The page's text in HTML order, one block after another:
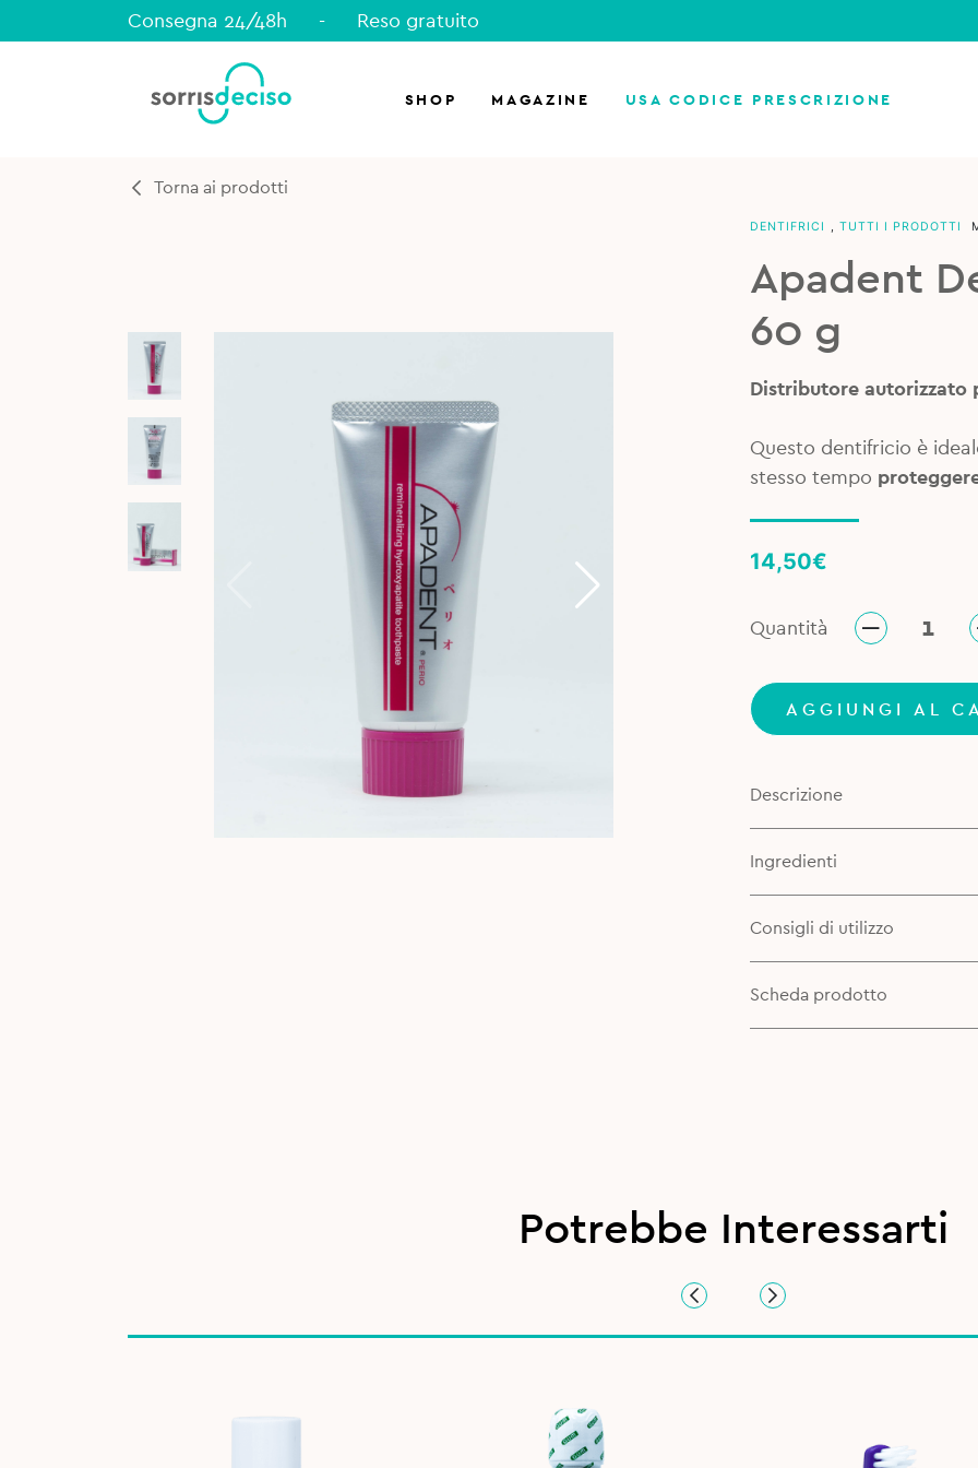
Consegna 24/48h - Reso gratuito
SHOP MAGAZINE USA CODICE PRESCRIZIONE
Torna ai prodotti
DENTIFRICI , TUTTI I PRODOTTI
Apadent
60 g
Distributore autorizzato
Questo dentifricio è
stesso tempo
14,50€
Quantità
AGGIUNGI AL
Descrizione
Ingredienti
Consigli di utilizzo
Scheda prodotto
Potrebbe Interessarti